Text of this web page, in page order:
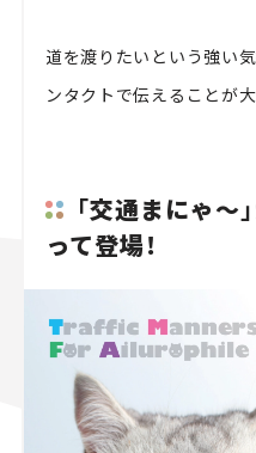
道を渡りたいという強い
ンタクトで伝えることが大
「交通まにゃ～
って登場！